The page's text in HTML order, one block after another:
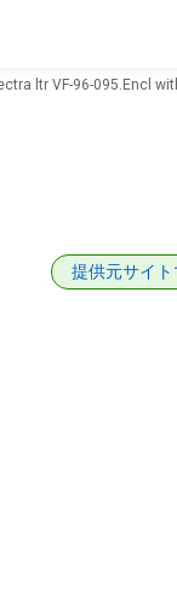
ltr VF-96-095.Encl
提供元サイ